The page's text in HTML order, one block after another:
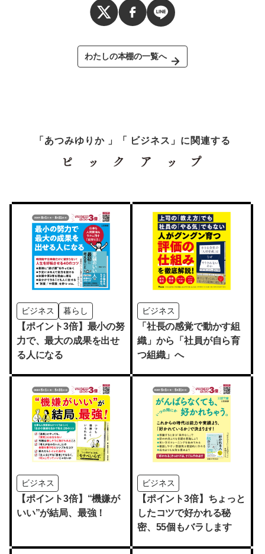
わたしの本棚の一覧へ
「あつみゆりか 」「 ビジネス」に関連する
ビジネス 暮らし
【ポイント3倍】最小の努
力で、最大の成果を出せ
る人になる
ビジネス
「社長の感覚で動かす組
織」から「社員が自ら育
つ組織」へ
ビジネス
【ポイント3倍】“機嫌が
いい”が結局、最強！
ビジネス
【ポイント3倍】ちょっと
したコツで好かれる秘
密、55個もバラします